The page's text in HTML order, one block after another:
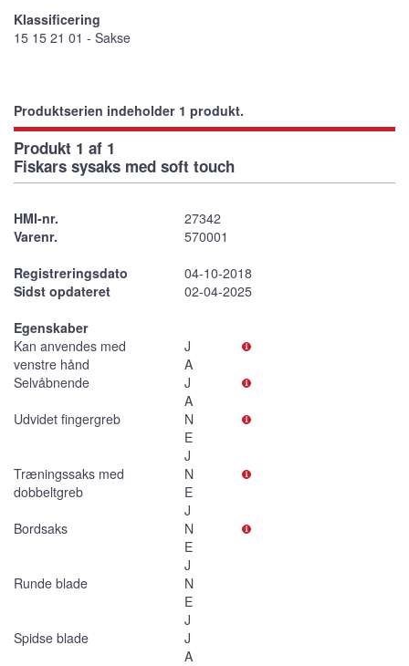
Klassificering
15 15 21 01 - Sakse
Produktserien indeholder 1 produkt.
Produkt 1 af 1
Fiskars sysaks med soft touch
HMI-nr.
27342
Varenr.
570001
Registreringsdato
04-10-2018
Sidst opdateret
02-04-2025
Egenskaber
Kan anvendes med
venstre hånd
J
A
Selvåbnende
J
A
Udvidet fingergreb
N
E
J
Træningssaks med
dobbeltgreb
N
E
J
Bordsaks
N
E
J
Runde blade
N
E
J
Spidse blade
J
A